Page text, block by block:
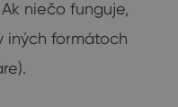
niečo funguje,
iných formátoch